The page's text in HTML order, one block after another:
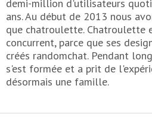
demi-million d'utilisateurs
ans. Au début de 2013 nous
que chatroulette. Chatroulette
concurrent, parce que ses
créés randomchat. Pendant
s'est formée et a prit de
désormais une famille.